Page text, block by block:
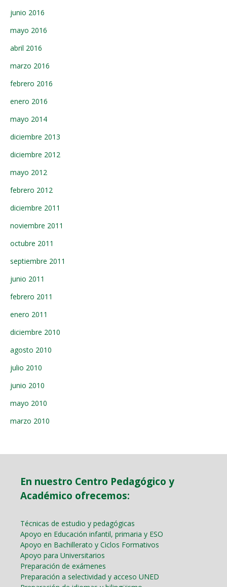
junio 2016
mayo 2016
abril 2016
marzo 2016
febrero 2016
enero 2016
mayo 2014
diciembre 2013
diciembre 2012
mayo 2012
febrero 2012
diciembre 2011
noviembre 2011
octubre 2011
septiembre 2011
junio 2011
febrero 2011
enero 2011
diciembre 2010
agosto 2010
julio 2010
junio 2010
mayo 2010
marzo 2010
En nuestro Centro Pedagógico y
Académico ofrecemos:
Técnicas de estudio y pedagógicas
Apoyo en Educación infantil, primaria y ESO
Apoyo en Bachillerato y Ciclos Formativos
Apoyo para Universitarios
Preparación de exámenes
Preparación a selectividad y acceso UNED